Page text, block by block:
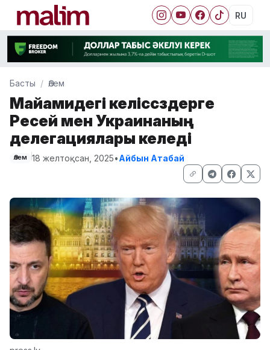
RU
Басты Әлем
Майамидегі келіссөздерге
Ресей мен Украинаның
делегациялары келеді
Әлем 18 желтоқсан, 2025•Айбын Атабай